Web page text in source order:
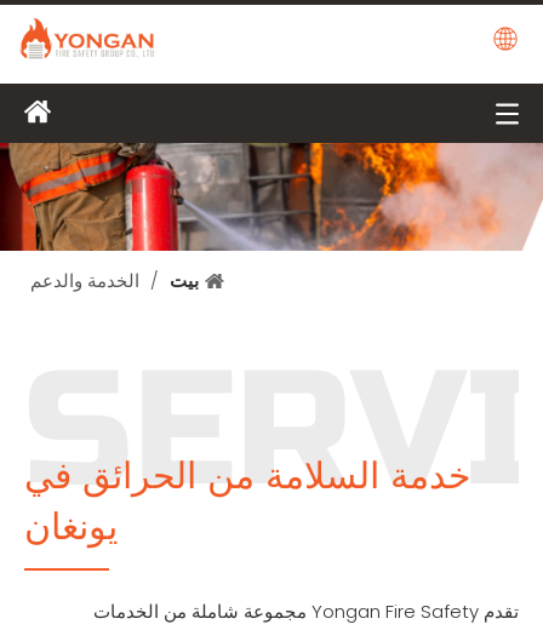
بيت / الخدمة والدعم
خدمة السلامة من الحرائق في
يونغان
تقدم Yongan Fire Safety مجموعة شاملة من الخدمات